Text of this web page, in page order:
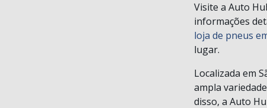
Visite a Auto
informações
loja de pneus
lugar.
Localizada em
ampla
disso, a Auto